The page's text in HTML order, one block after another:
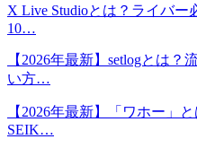
X Live Studioとは？ライバー
10…
【2026年最新】setlogとは
い方…
【2026年最新】「ワホー」
SEIK…